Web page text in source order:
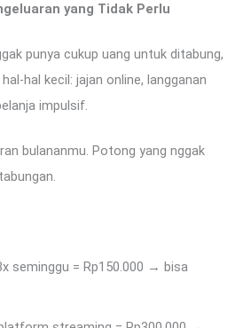
yang Tidak Perlu
punya cukup uang untuk ditabung,
hal kecil: jajan online, langganan
impulsif.
bulananmu. Potong yang nggak
seminggu = Rp150.000 → bisa